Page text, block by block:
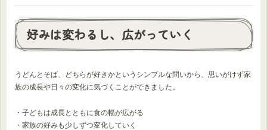
好みは変わるし、広がっていく
うどんとそば、どちらが好きかというシンプルな問いから、思いがけず家
族の成長や日々の変化に気づくことができました。
・子どもは成長とともに食の幅が広がる
・家族の好みも少しずつ変化していく